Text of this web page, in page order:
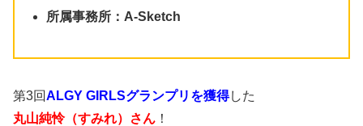
所属事務所：A-Sketch
第3回ALGY GIRLSグランプリを獲得した
丸山純怜（すみれ）さん ！